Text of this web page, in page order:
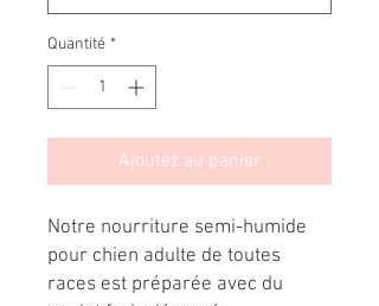
Quantité *
Ajoutez au panier
Notre nourriture semi-humide
pour chien adulte de toutes
races est préparée avec du